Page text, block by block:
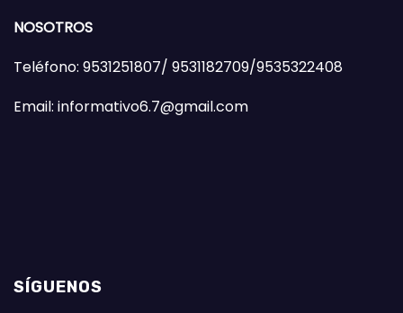
NOSOTROS
Teléfono: 9531251807/ 9531182709/9535322408
Email: informativo6.7@gmail.com
SÍGUENOS